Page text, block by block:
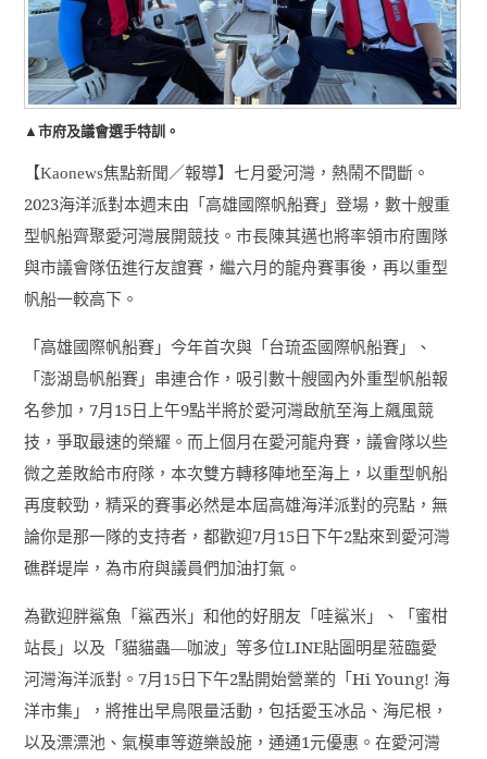
▲市府及議會選手特訓。
【Kaonews焦點新聞／報導】七月愛河灣，熱鬧不間斷。
2023海洋派對本週末由「高雄國際帆船賽」登場，數十艘重
型帆船齊聚愛河灣展開競技。市長陳其邁也將率領市府團隊
與市議會隊伍進行友誼賽，繼六月的龍舟賽事後，再以重型
帆船一較高下。
「高雄國際帆船賽」今年首次與「台琉盃國際帆船賽」、
「澎湖島帆船賽」串連合作，吸引數十艘國內外重型帆船報
名參加， 7月15日上午9點半將於愛河灣啟航至海上飆風競
技，爭取最速的榮耀。而上個月在愛河龍舟賽，議會隊以些
微之差敗給市府隊，本次雙方轉移陣地至海上，以重型帆船
再度較勁，精采的賽事必然是本屆高雄海洋派對的亮點，無
論你是那一隊的支持者，都歡迎7月15日下午2點來到愛河灣
礁群堤岸，為市府與議員們加油打氣。
為歡迎胖鯊魚「鯊西米」和他的好朋友「哇鯊米」、「蜜柑
站長」以及「貓貓蟲—咖波」等多位LINE貼圖明星蒞臨愛
河灣海洋派對。 7月15日下午2點開始營業的「Hi Young! 海
洋市集」，將推出早鳥限量活動，包括愛玉冰品、海尼根，
以及漂漂池、氣模車等遊樂設施，通通1元優惠。在愛河灣